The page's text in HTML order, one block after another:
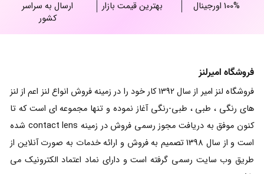
100% اورجینال بهترین قیمت بازار
ارسال به سراسر
کشور
فروشگاه امیرلنز
فروشگاه لنز امیر از سال 1392 کار خود را در زمینه فروش انواع لنز اعم از لنز
های رنگی ، طبی ، طبی-رنگی آغاز نموده و تنها مجموعه ای است که تا
کنون موفق به دریافت مجوز رسمی فروش در زمینه contact lens شده
است و از سال 1398 تصمیم به فروش و ارائه خدمات به صورت آنلاین از
طریق وب سایت رسمی گرفته است و دارای نماد اعتماد الکترونیک می